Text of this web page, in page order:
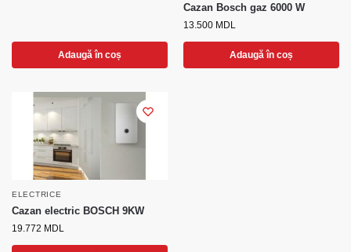
Adaugă în coș
Cazan Bosch gaz 6000 W
13.500 MDL
Adaugă în coș
ELECTRICE
Cazan electric BOSCH 9KW
19.772 MDL